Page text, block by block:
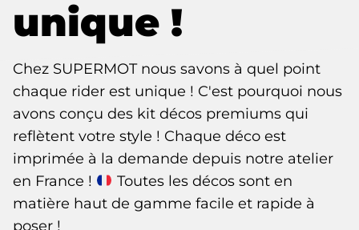
unique !
Chez SUPERMOT nous savons à quel point
chaque rider est unique ! C'est pourquoi nous
avons conçu des kit décos premiums qui
reflètent votre style ! Chaque déco est
imprimée à la demande depuis notre atelier
en France !
Toutes les décos sont en
matière haut de gamme facile et rapide à
poser !